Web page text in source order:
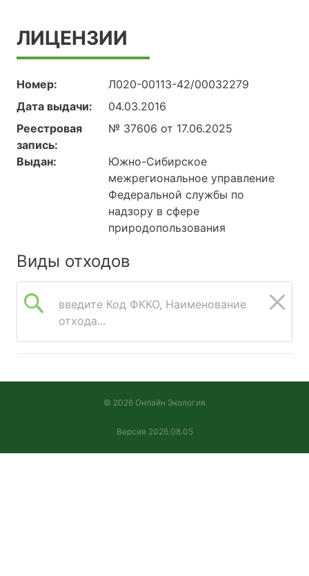
ЛИЦЕНЗИИ
Номер:
Л020-00113-42/00032279
Дата выдачи:
04.03.2016
Реестровая
запись:
№ 37606 от 17.06.2025
Выдан:
Южно-Сибирское
межрегиональное управление
Федеральной службы по
надзору в сфере
природопользования
Виды отходов
введите Код ФККО, Наименование
отхода...
© 2026 Онлайн Экология
Версия 2026.08.05